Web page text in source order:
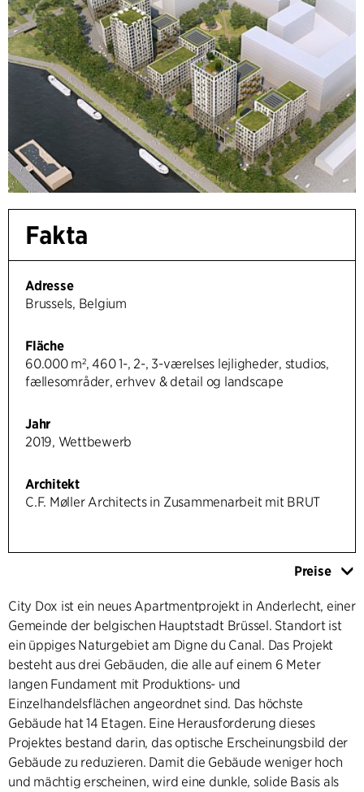
Fakta
Adresse
Brussels, Belgium
Fläche
60.000 m², 460 1-, 2-, 3-værelses lejligheder, studios,
fællesområder, erhvev & detail og landscape
Jahr
2019, Wettbewerb
Architekt
C.F. Møller Architects in Zusammenarbeit mit BRUT
Preise
City Dox ist ein neues Apartmentprojekt in Anderlecht, einer
Gemeinde der belgischen Hauptstadt Brüssel. Standort ist
ein üppiges Naturgebiet am Digne du Canal. Das Projekt
besteht aus drei Gebäuden, die alle auf einem 6 Meter
langen Fundament mit Produktions- und
Einzelhandelsflächen angeordnet sind. Das höchste
Gebäude hat 14 Etagen. Eine Herausforderung dieses
Projektes bestand darin, das optische Erscheinungsbild der
Gebäude zu reduzieren. Damit die Gebäude weniger hoch
und mächtig erscheinen, wird eine dunkle, solide Basis als